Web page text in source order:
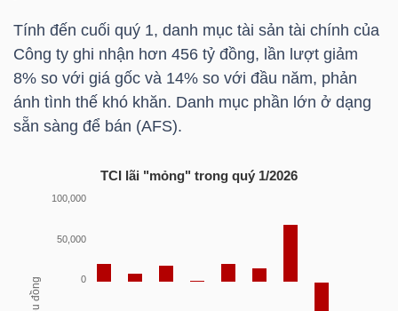
Tính đến cuối quý 1, danh mục tài sản tài chính của
Công ty ghi nhận hơn 456 tỷ đồng, lần lượt giảm
8% so với giá gốc và 14% so với đầu năm, phản
ánh tình thế khó khăn. Danh mục phần lớn ở dạng
sẵn sàng để bán (AFS).
TCI lãi "mỏng" trong quý 1/2026
TRÁI
PHIẾU